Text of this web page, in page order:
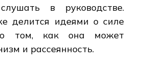
в руководстве.
делится идеями о силе
том, как она может
и рассеянность.